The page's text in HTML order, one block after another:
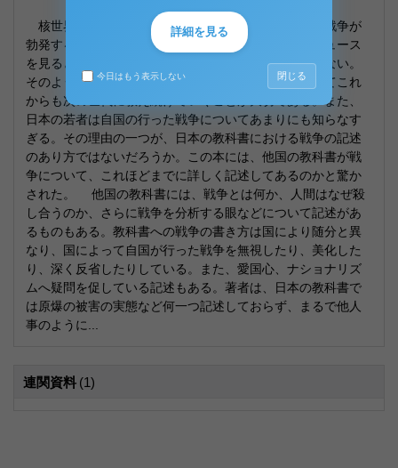
核世界戦争の危険性はかなり低くなったが、局地的戦争が
勃発する危険性は増加している。衛星放送で世界のニュース
を見ると、今でも画面から戦争の映像が消えることはない。
そのような現実があること、過去にあったことについてこれ
からも次の世代に教え続けていくことが大切である。また、
日本の若者は自国の行った戦争についてあまりにも知らなす
ぎる。その理由の一つが、日本の教科書における戦争の記述
のあり方ではないだろうか。この本には、他国の教科書が戦
争について、これほどまでに詳しく記述してあるのかと驚か
された。 他国の教科書には、戦争とは何か、人間はなぜ殺
し合うのか、さらに戦争を分析する眼などについて記述があ
るものもある。教科書への戦争の書き方は国により随分と異
なり、国によって自国が行った戦争を無視したり、美化した
り、深く反省したりしている。また、愛国心、ナショナリズ
ムへ疑問を促している記述もある。著者は、日本の教科書で
は原爆の被害の実態など何一つ記述しておらず、まるで他人
事のように...
連関資料 (1)
詳細を見る
今日はもう表示しない 閉じる